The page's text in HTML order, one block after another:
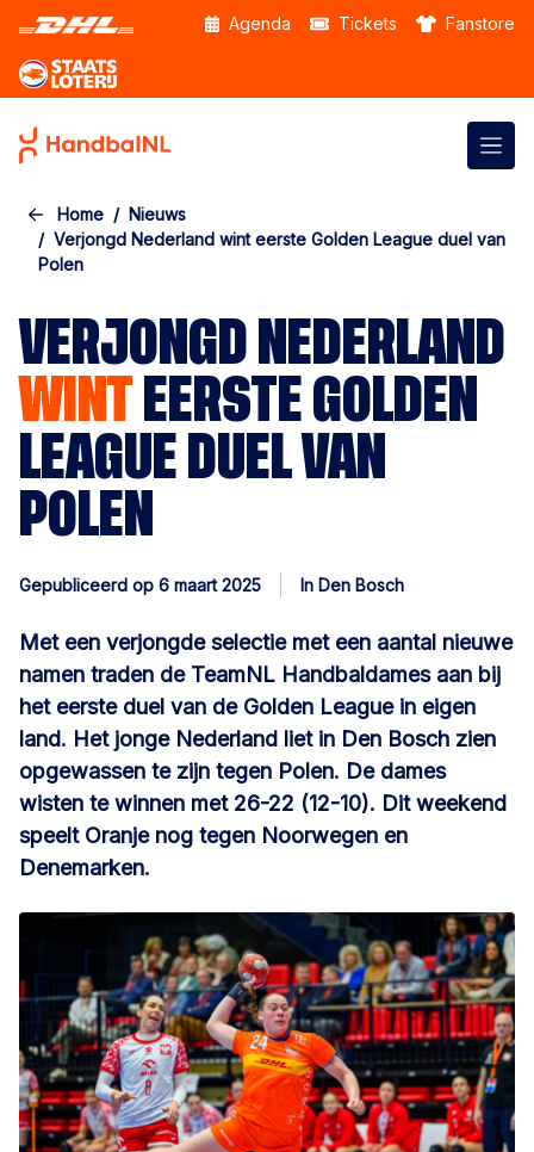
Skip to the main content Agenda Tickets Fanstore
Home
Nieuws
Verjongd Nederland wint eerste Golden League duel van
Polen
VERJONGD NEDERLAND
WINT EERSTE GOLDEN
LEAGUE DUEL VAN
POLEN
Gepubliceerd op 6 maart 2025 In Den Bosch
Met een verjongde selectie met een aantal nieuwe
namen traden de TeamNL Handbaldames aan bij
het eerste duel van de Golden League in eigen
land. Het jonge Nederland liet in Den Bosch zien
opgewassen te zijn tegen Polen. De dames
wisten te winnen met 26-22 (12-10). Dit weekend
speelt Oranje nog tegen Noorwegen en
Denemarken.